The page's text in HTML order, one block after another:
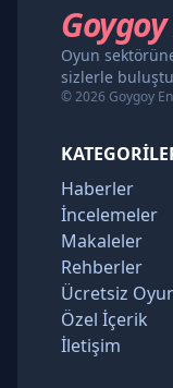
Goygoy
Oyun
sizlerle
© 2026 Goygoy
Haberler
İncelemeler
Makaleler
Rehberler
Ücretsiz
Özel İçerik
İletişim